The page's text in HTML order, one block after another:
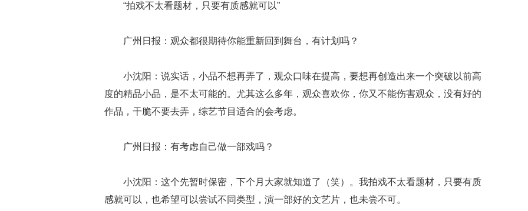
“拍戏不太看题材，只要有质感就可以”
广州日报：观众都很期待你能重新回到舞台，有计划吗？
小沈阳：说实话，小品不想再弄了，观众口味在提高，要想再创造出来一个突破以前高
度的精品小品，是不太可能的。尤其这么多年，观众喜欢你，你又不能伤害观众，没有好的
作品，干脆不要去弄，综艺节目适合的会考虑。
广州日报：有考虑自己做一部戏吗？
小沈阳：这个先暂时保密，下个月大家就知道了（笑）。我拍戏不太看题材，只要有质
感就可以，也希望可以尝试不同类型，演一部好的文艺片，也未尝不可。